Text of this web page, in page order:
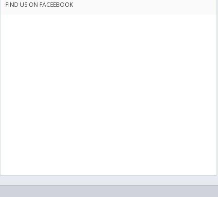
FIND US ON FACEEBOOK